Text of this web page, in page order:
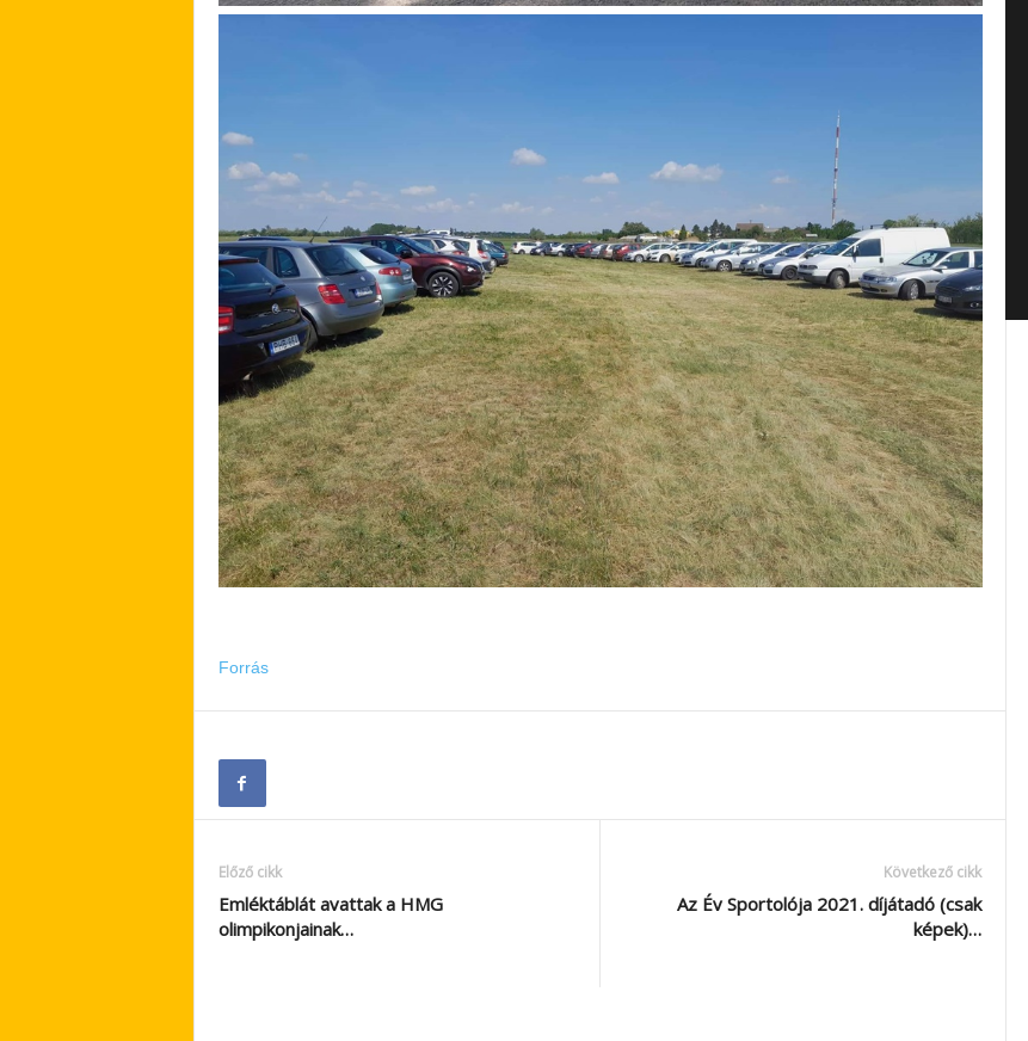
Forrás
Előző cikk
Emléktáblát avattak a HMG
olimpikonjainak…
Következő cikk
Az Év Sportolója 2021. díjátadó (csak
képek)…